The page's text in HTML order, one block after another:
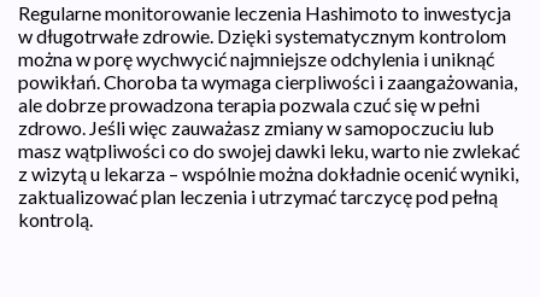
Regularne monitorowanie leczenia Hashimoto to inwestycja
w długotrwałe zdrowie. Dzięki systematycznym kontrolom
można w porę wychwycić najmniejsze odchylenia i uniknąć
powikłań. Choroba ta wymaga cierpliwości i zaangażowania,
ale dobrze prowadzona terapia pozwala czuć się w pełni
zdrowo. Jeśli więc zauważasz zmiany w samopoczuciu lub
masz wątpliwości co do swojej dawki leku, warto nie zwlekać
z wizytą u lekarza – wspólnie można dokładnie ocenić wyniki,
zaktualizować plan leczenia i utrzymać tarczycę pod pełną
kontrolą.